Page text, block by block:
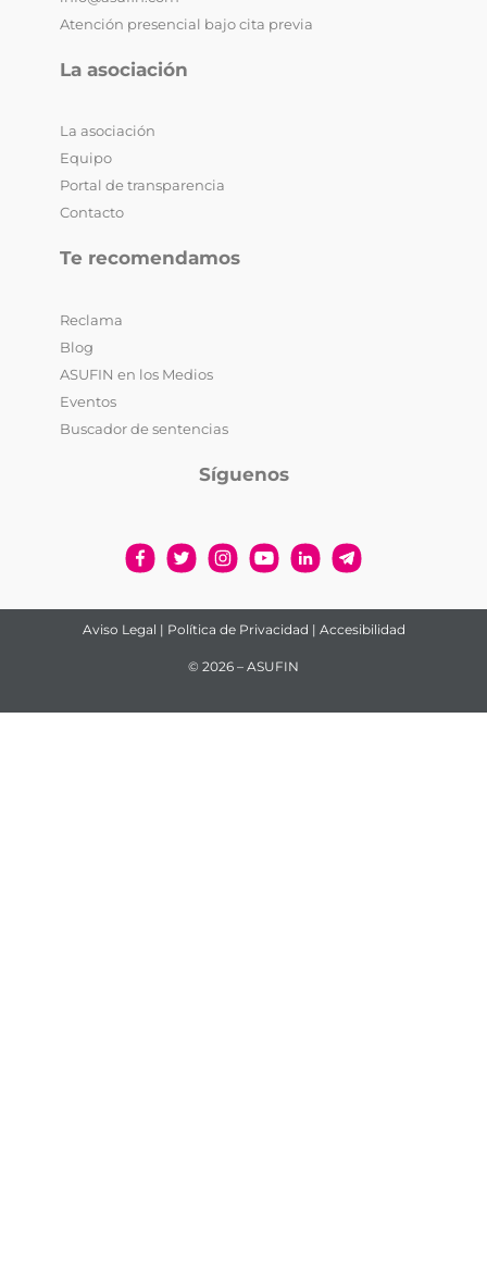
Atención presencial bajo cita previa
La asociación
La asociación
Equipo
Portal de transparencia
Contacto
Te recomendamos
Reclama
Blog
ASUFIN en los Medios
Eventos
Buscador de sentencias
Síguenos
Aviso Legal | Política de Privacidad | Accesibilidad
© 2026 – ASUFIN